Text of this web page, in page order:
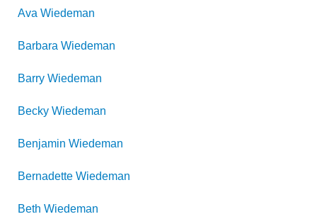
Ava Wiedeman
Barbara Wiedeman
Barry Wiedeman
Becky Wiedeman
Benjamin Wiedeman
Bernadette Wiedeman
Beth Wiedeman